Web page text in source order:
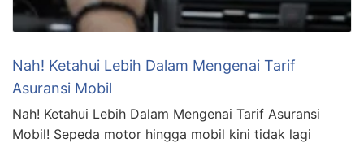
Nah! Ketahui Lebih Dalam Mengenai Tarif
Asuransi Mobil
Nah! Ketahui Lebih Dalam Mengenai Tarif Asuransi
Mobil! Sepeda motor hingga mobil kini tidak lagi